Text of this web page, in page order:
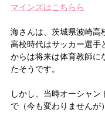
マインズはこちらら
海さんは、茨城県波崎高
高校時代はサッカー選手
からは将来は体育教師に
たそうです。
しかし、当時オーシャン
で（今も変わりませんが